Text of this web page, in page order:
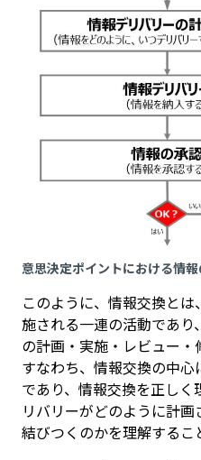
意思決定ポイントにおける情
このように、情報交換と
施される一連の活動であ
の計画・実施・レビュー・
すなわち、情報交換の中
であり、情報交換を正し
リバリーがどのように計
結びつくのかを理解するこ